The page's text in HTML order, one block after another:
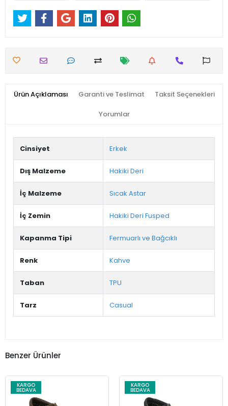
Ürün Açıklaması Garanti ve Teslimat Taksit Seçenekleri
Yorumlar
Cinsiyet Erkek
Dış Malzeme Hakiki Deri
İç Malzeme Sıcak Astar
İç Zemin Hakiki Deri Fusped
Kapanma Tipi Fermuarlı ve Bağcıklı
Renk Kahve
Taban TPU
Tarz Casual
Benzer Ürünler
KARGO
BEDAVA
KARGO
BEDAVA